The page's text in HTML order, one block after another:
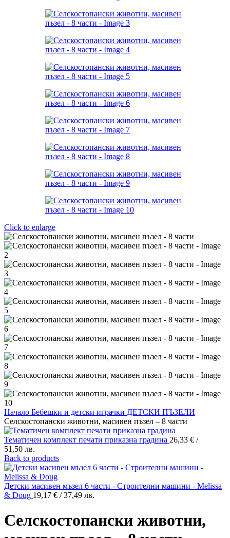
Click to enlarge
Начало Бебешки и детски играчки ДЕТСКИ ПЪЗЕЛИ
Селскостопански животни, масивен пъзел – 8 части
Тематичен комплект печати приказна градина 26,33 € /
51,50 лв.
Back to products
Детски масивен мъзел 6 части - Строителни машини - Melissa
& Doug 19,17 € / 37,49 лв.
Селскостопански животни,